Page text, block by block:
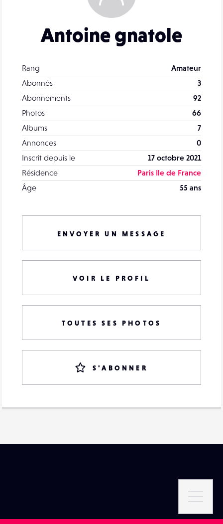
Antoine gnatole
Rang
Amateur
Abonnés
3
Abonnements
92
Photos
66
Albums
7
Annonces
0
Inscrit depuis le
17 octobre 2021
Résidence
Paris Ile de France
Âge
55 ans
ENVOYER UN MESSAGE
VOIR LE PROFIL
TOUTES SES PHOTOS
S'ABONNER